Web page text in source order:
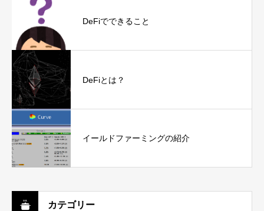
DeFiでできること
DeFiとは？
イールドファーミングの紹介
カテゴリー